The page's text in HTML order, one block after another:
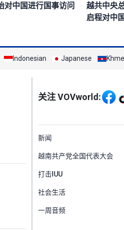
对中国进行国事访问
越共中央
启程对中
Indonesian Japanese
Mạng xã hội
关注 VOVworld:
Menu footer
新闻
越南共产党全国代表大会
打击IUU
社会生活
一周音频